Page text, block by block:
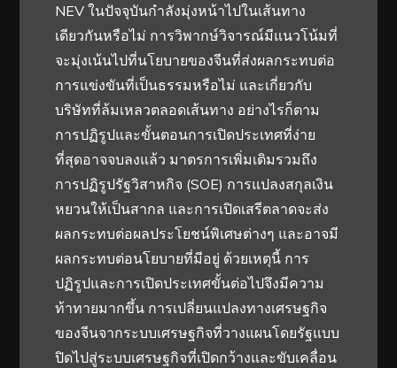
NEV ในปัจจุบันกำลังมุ่งหน้าไปในเส้นทาง
เดียวกันหรือไม่ การวิพากษ์วิจารณ์มีแนวโน้มที่
จะมุ่งเน้นไปที่นโยบายของจีนที่ส่งผลกระทบต่อ
การแข่งขันที่เป็นธรรมหรือไม่ และเกี่ยวกับ
บริษัทที่ล้มเหลวตลอดเส้นทาง อย่างไรก็ตาม
การปฏิรูปและขั้นตอนการเปิดประเทศที่ง่าย
ที่สุดอาจจบลงแล้ว มาตรการเพิ่มเติมรวมถึง
การปฏิรูปรัฐวิสาหกิจ (SOE) การแปลงสกุลเงิน
หยวนให้เป็นสากล และการเปิดเสรีตลาดจะส่ง
ผลกระทบต่อผลประโยชน์พิเศษต่างๆ และอาจมี
ผลกระทบต่อนโยบายที่มีอยู่ ด้วยเหตุนี้ การ
ปฏิรูปและการเปิดประเทศขั้นต่อไปจึงมีความ
ท้าทายมากขึ้น การเปลี่ยนแปลงทางเศรษฐกิจ
ของจีนจากระบบเศรษฐกิจที่วางแผนโดยรัฐแบบ
ปิดไปสู่ระบบเศรษฐกิจที่เปิดกว้างและขับเคลื่อน